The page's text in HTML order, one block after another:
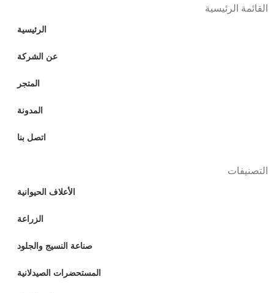
القائمة الرئيسية
الرئيسية
عن الشركة
المتجر
المدونة
اتصل بنا
التصنيفات
الأعلاف الحيوانية
الزراعة
صناعة النسيج والجلود
المستحضرات الصيدلانية